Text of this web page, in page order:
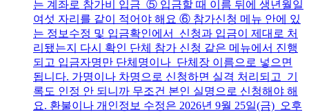
는 계좌로 참가비 입금 ⑤ 입금할 때 이름 뒤에 생년월일
여섯 자리를 같이 적어야 해요 ⑥ 참가신청 메뉴 안에 있
는 정보수정 및 입금확인에서 신청과 입금이 제대로 처
리됐는지 다시 확인 단체 참가 신청 같은 메뉴에서 진행
되고 입금자명만 단체명이나 단체장 이름으로 넣으면
됩니다. 가명이나 차명으로 신청하면 실격 처리되고 기
록도 인정 안 되니까 무조건 본인 실명으로 신청해야 해
요. 환불이나 개인정보 수정은 2026년 9월 25일(금) 오후